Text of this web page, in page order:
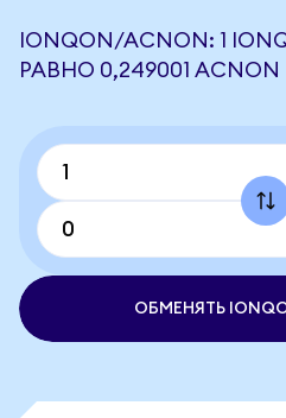
IONQON/ACNON: 1
РАВНО 0,249001 ACNON
ОБМЕНЯТЬ